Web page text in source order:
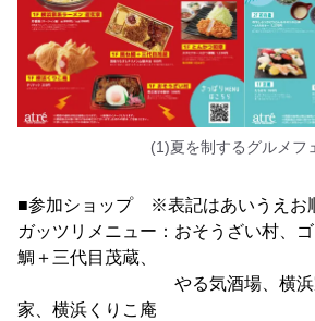
(1)夏を制するグルメフ
■参加ショップ ※表記はあいうえお
ガッツリメニュー：おそうざい村、
鯛＋三代目茂蔵、
やる気酒場、横浜家系
家、横浜くりこ庵